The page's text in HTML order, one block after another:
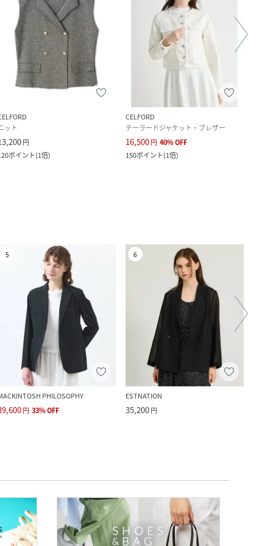
ット
円
ポイント(1倍)
CELFORD
テーラードジャケット・ブレザー
16,500円 40%OFF
150ポイント(1倍)
5
PHILOSOPHY
円 33%OFF
6
ESTNATION
35,200円